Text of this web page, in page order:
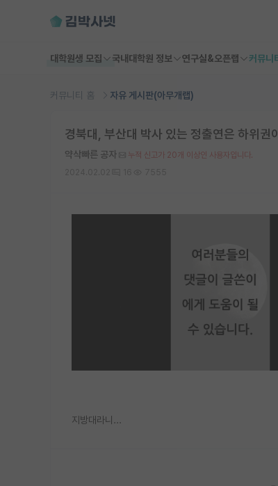
대학원생 모집 국내대학원 정보 연구실&오픈랩 커뮤니
커뮤니티 홈 자유 게시판(아무개랩)
경북대, 부산대 박사 있는 정출연은 하위권
약삭빠른 공자
누적 신고가 20개 이상인 사용자입니다.
지방대라니...